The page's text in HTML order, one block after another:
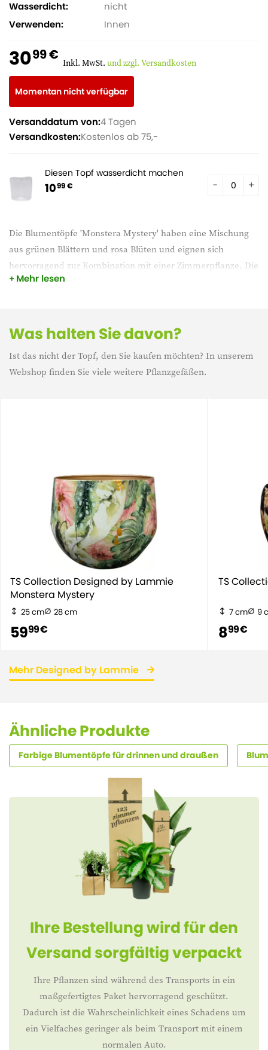
Die Blumentöpfe 'Monstera Mystery' haben eine Mischung
aus grünen Blättern und rosa Blüten und eignen sich
hervorragend zur Kombination mit einer Zimmerpflanze. Die
Designed by Lammie Produkte sind aus Metall gefertigt und
Mehr lesen
Wasserdicht
nicht
Verwenden
Innen
3099 € Inkl. MwSt. und zzgl. Versandkosten
Momentan nicht verfügbar
Versanddatum von:4 Tagen
Versandkosten:Kostenlos ab 75,-
Diesen Topf wasserdicht machen
1099 €
Was halten Sie davon?
Ist das nicht der Topf, den Sie kaufen möchten? In unserem
Webshop finden Sie viele weitere Pflanzgefäßen.
TS Collection Designed by Lammie
Monstera Mystery
25 cm 28 cm
5999 €
TS
7 cm 9
899 €
Mehr Designed by Lammie
Ähnliche Produkte
Farbige Blumentöpfe für drinnen und draußen
Ihre Bestellung wird für den
Versand sorgfältig verpackt
Ihre Pflanzen sind während des Transports in ein
maßgefertigtes Paket hervorragend geschützt.
Dadurch ist die Wahrscheinlichkeit eines Schadens um
ein Vielfaches geringer als beim Transport mit einem
normalen Auto.